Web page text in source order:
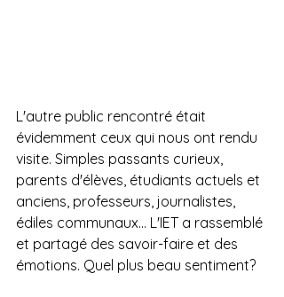
L'autre public rencontré était
évidemment ceux qui nous ont rendu
visite. Simples passants curieux,
parents d'élèves, étudiants actuels et
anciens, professeurs, journalistes,
édiles communaux... L'IET a rassemblé
et partagé des savoir-faire et des
émotions. Quel plus beau sentiment?